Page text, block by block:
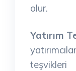
olur.
Yatırım